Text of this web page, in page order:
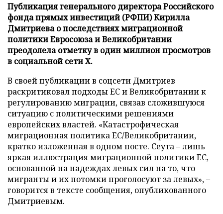
Публикация генерального директора Российского
фонда прямых инвестиций (РФПИ) Кирилла
Дмитриева о последствиях миграционной
политики Евросоюза и Великобритании
преодолела отметку в один миллион просмотров
в социальной сети X.
В своей публикации в соцсети Дмитриев
раскритиковал подходы ЕС и Великобритании к
регулированию миграции, связав сложившуюся
ситуацию с политическими решениями
европейских властей. «Катастрофическая
миграционная политика ЕС/Великобритании,
кратко изложенная в одном посте. Сеута – лишь
яркая иллюстрация миграционной политики ЕС,
основанной на надеждах левых сил на то, что
мигранты и их потомки проголосуют за левых», –
говорится в тексте сообщения, опубликованного
Дмитриевым.